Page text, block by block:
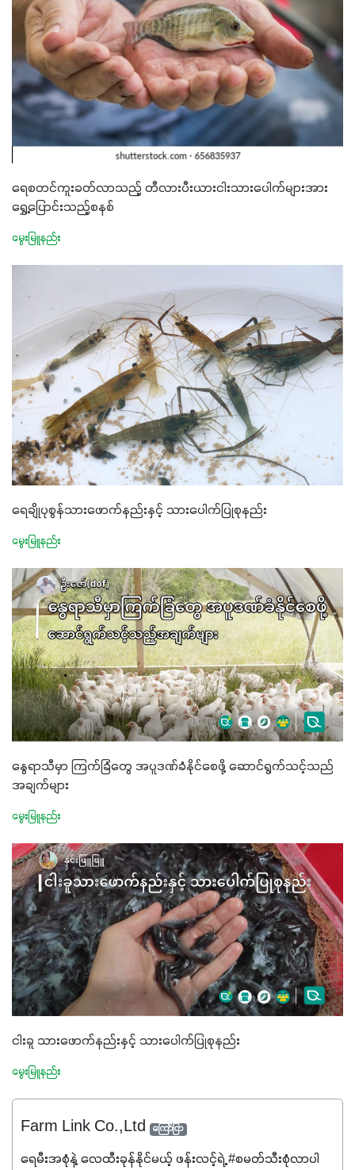
ရေစတင်ကူးခတ်လာသည့် တီလားပီးယားငါးသားပေါက်များအား
ရွှေ့ပြောင်းသည့်စနစ်
မွေးမြူနည်း
ရေချိုပုစွန်သားဖောက်နည်းနှင့် သားပေါက်ပြုစုနည်း
မွေးမြူနည်း
နွေရာသီမှာ ကြက်ခြံတွေ အပူဒဏ်ခံနိုင်စေဖို့ ဆောင်ရွက်သင့်သည်
အချက်များ
မွေးမြူနည်း
ငါးခူ သားဖောက်နည်းနှင့် သားပေါက်ပြုစုနည်း
မွေးမြူနည်း
Farm Link Co.,Ltd ကြော်ငြာ
ရေမီးအစုံနဲ့ လေထီးခုန်နိုင်မယ့် ဖန်းလင့်ရဲ့ #စမတ်သီးစုံလာပါ